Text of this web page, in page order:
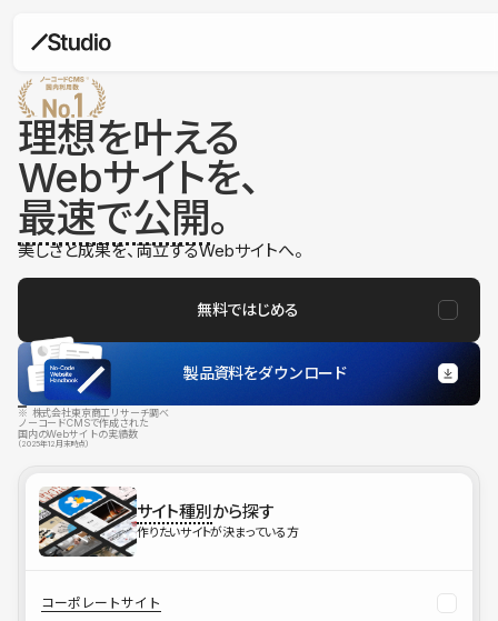
理想を叶える
Webサイトを、
最速で公開。
美しさと成果を、両立するWebサイトへ。
無料ではじめる
製品資料をダウンロード
※ 株式会社東京商工リサーチ調べ
ノーコードCMSで作成された
国内のWebサイトの実績数
（2025年12月末時点）
サイト種別から探す
作りたいサイトが決まっている方
コーポレートサイト